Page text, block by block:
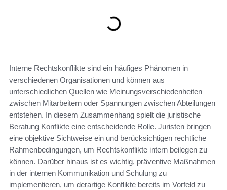
Interne Rechtskonflikte sind ein häufiges Phänomen in
verschiedenen Organisationen und können aus
unterschiedlichen Quellen wie Meinungsverschiedenheiten
zwischen Mitarbeitern oder Spannungen zwischen Abteilungen
entstehen. In diesem Zusammenhang spielt die juristische
Beratung Konflikte eine entscheidende Rolle. Juristen bringen
eine objektive Sichtweise ein und berücksichtigen rechtliche
Rahmenbedingungen, um Rechtskonflikte intern beilegen zu
können. Darüber hinaus ist es wichtig, präventive Maßnahmen
in der internen Kommunikation und Schulung zu
implementieren, um derartige Konflikte bereits im Vorfeld zu